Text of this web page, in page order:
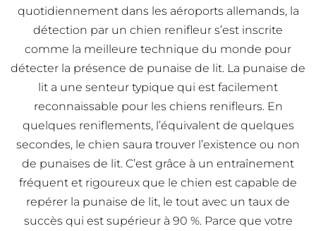
quotidiennement dans les aéroports allemands, la
détection par un chien renifleur s’est inscrite
comme la meilleure technique du monde pour
détecter la présence de punaise de lit. La punaise de
lit a une senteur typique qui est facilement
reconnaissable pour les chiens renifleurs. En
quelques reniflements, l’équivalent de quelques
secondes, le chien saura trouver l’existence ou non
de punaises de lit. C’est grâce à un entraînement
fréquent et rigoureux que le chien est capable de
repérer la punaise de lit, le tout avec un taux de
succès qui est supérieur à 90 %. Parce que votre